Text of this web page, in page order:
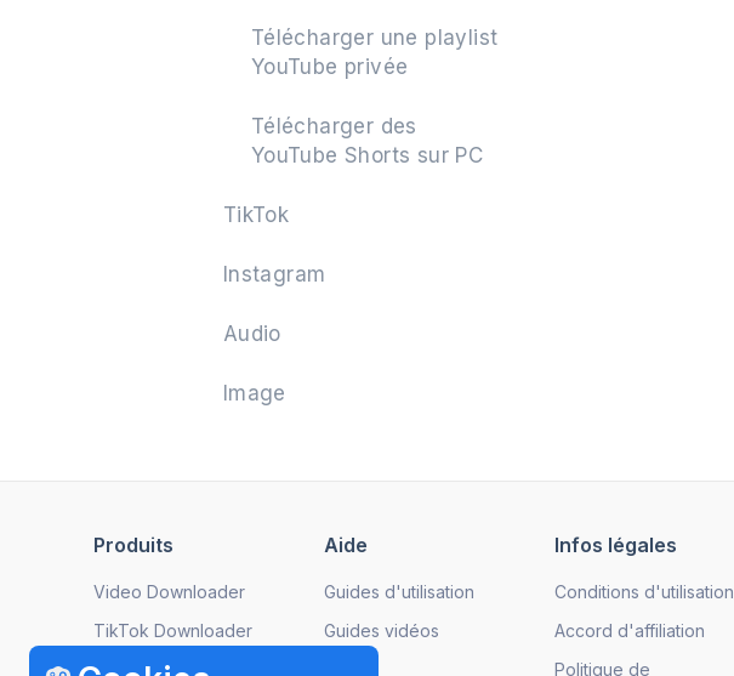
Télécharger une playlist
YouTube privée
Télécharger des
YouTube Shorts sur PC
TikTok
Instagram
Audio
Image
Produits
Video Downloader
TikTok Downloader
Instagram Downloader
Aide
Guides d'utilisation
Guides vidéos
Infos légales
Conditions d'utilisation
Accord d'affiliation
Politique de